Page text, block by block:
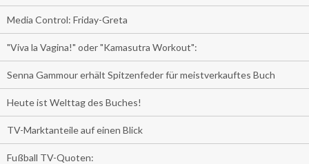
Media Control: Friday-Greta
"Viva la Vagina!" oder "Kamasutra Workout":
Senna Gammour erhält Spitzenfeder für meistverkauftes Buch
Heute ist Welttag des Buches!
TV-Marktanteile auf einen Blick
Fußball TV-Quoten: